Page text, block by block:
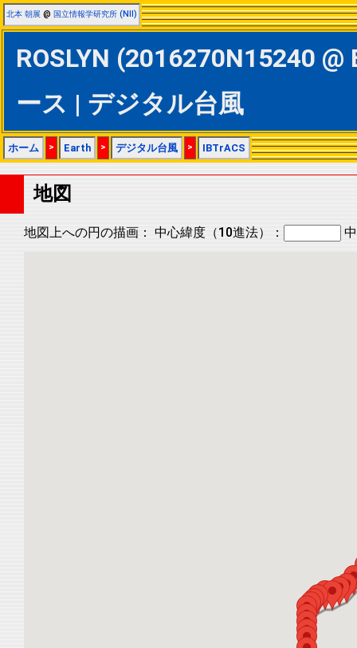
北本 朝展 @ 国立情報学研究所 (NII)
ROSLYN (2016270N15240
ース | デジタル台風
ホーム > Earth > デジタル台風 > IBTrACS
地図
地図上への円の描画： 中心緯度（10進法）：